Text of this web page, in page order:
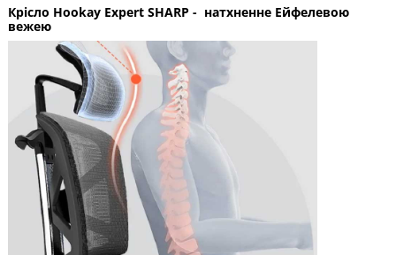
Крісло Hookay Expert SHARP - натхненне Ейфелевою
вежею